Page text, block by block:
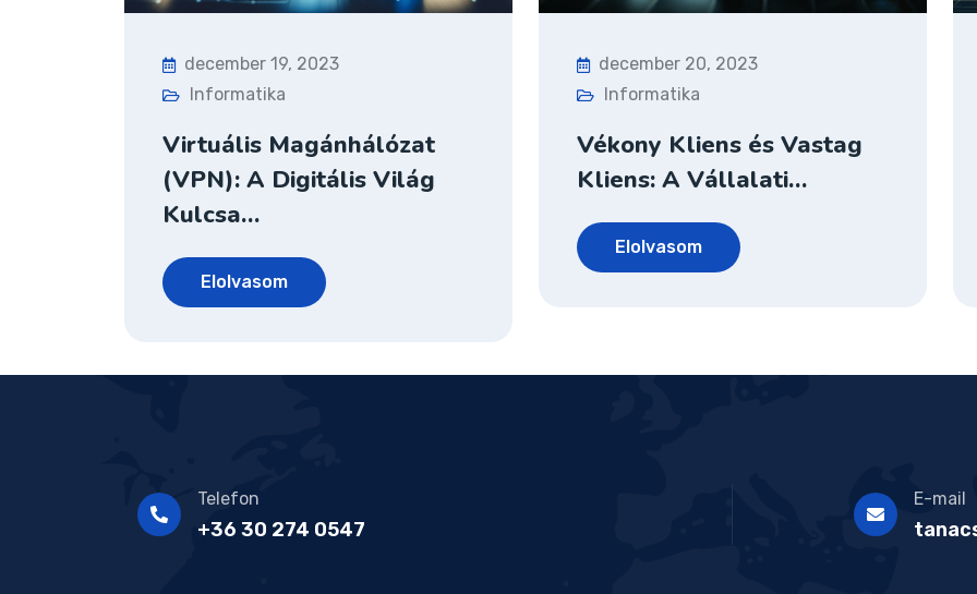
december 19, 2023
Informatika
Virtuális Magánhálózat
(VPN): A Digitális Világ
Kulcsa…
Elolvasom
december 20, 2023
Informatika
Vékony Kliens és Vastag
Kliens: A Vállalati…
Elolvasom
Telefon
+36 30 274 0547
E-mail